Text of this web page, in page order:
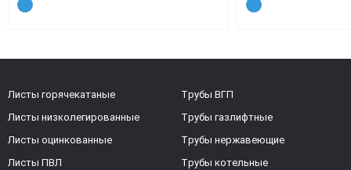
Листы горячекатаные
Листы низколегированные
Листы оцинкованные
Листы ПВЛ
Трубы ВГП
Трубы газлифтные
Трубы нержавеющие
Трубы котельные